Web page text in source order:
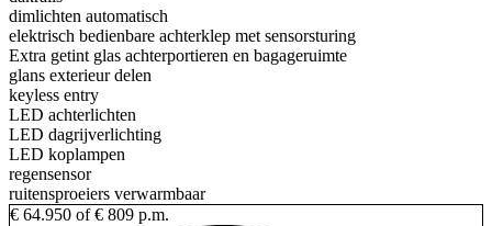
dimlichten automatisch
elektrisch bedienbare achterklep met sensorsturing
Extra getint glas achterportieren en bagageruimte
glans exterieur delen
keyless entry
LED achterlichten
LED dagrijverlichting
LED koplampen
regensensor
ruitensproeiers verwarmbaar
€ 64.950 of € 809 p.m.